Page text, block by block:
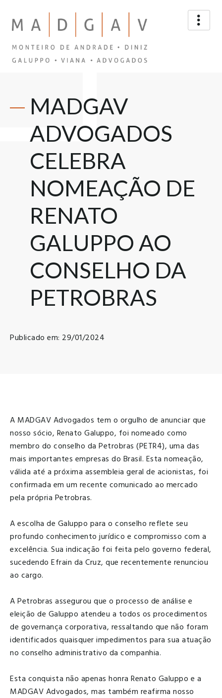
MADGAV
ADVOGADOS
CELEBRA
NOMEAÇÃO DE
RENATO
GALUPPO AO
CONSELHO DA
PETROBRAS
Publicado em: 29/01/2024
A MADGAV Advogados tem o orgulho de anunciar que
nosso sócio, Renato Galuppo, foi nomeado como
membro do conselho da Petrobras (PETR4), uma das
mais importantes empresas do Brasil. Esta nomeação,
válida até a próxima assembleia geral de acionistas, foi
confirmada em um recente comunicado ao mercado
pela própria Petrobras.
A escolha de Galuppo para o conselho reflete seu
profundo conhecimento jurídico e compromisso com a
excelência. Sua indicação foi feita pelo governo federal,
sucedendo Efrain da Cruz, que recentemente renunciou
ao cargo.
A Petrobras assegurou que o processo de análise e
eleição de Galuppo atendeu a todos os procedimentos
de governança corporativa, ressaltando que não foram
identificados quaisquer impedimentos para sua atuação
no conselho administrativo da companhia.
Esta conquista não apenas honra Renato Galuppo e a
MADGAV Advogados, mas também reafirma nosso